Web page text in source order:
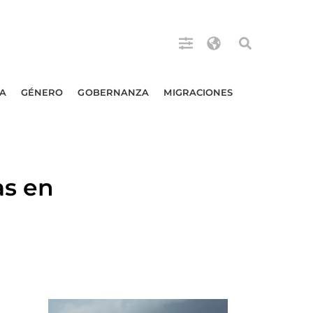
GÉNERO GOBERNANZA MIGRACIONES
en